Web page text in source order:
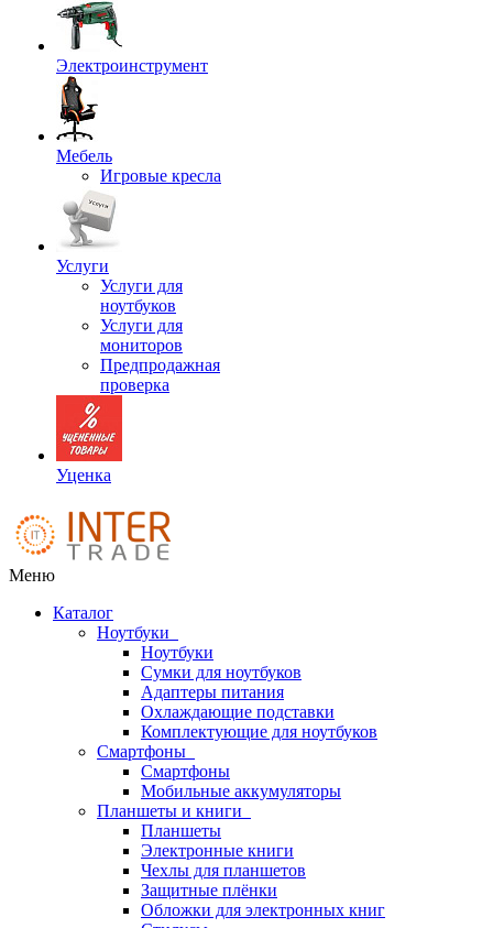
Электроинструмент
Мебель
Игровые кресла
Услуги
Услуги для
ноутбуков
Услуги для
мониторов
Предпродажная
проверка
Уценка
Меню
Каталог
Ноутбуки
Ноутбуки
Сумки для ноутбуков
Адаптеры питания
Охлаждающие подставки
Комплектующие для ноутбуков
Смартфоны
Смартфоны
Мобильные аккумуляторы
Планшеты и книги
Планшеты
Электронные книги
Чехлы для планшетов
Защитные плёнки
Обложки для электронных книг